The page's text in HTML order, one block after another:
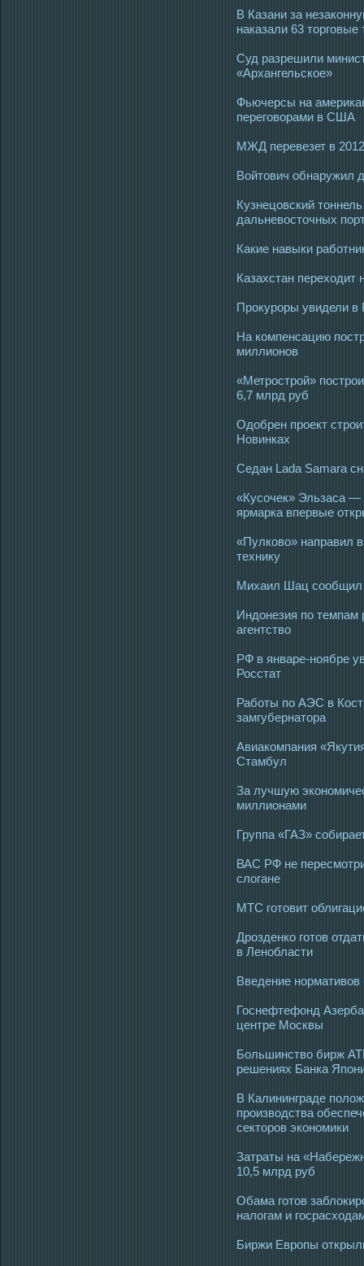
В Казани за
наказали 63 торговые
Суд разрешили
«Архангельское»
Фьючерсы на
переговорами в США
МЖД перевезет в
Войтович обнаружил
Кузнецовский
дальневосточных
Какие навыки
Казахстан переходит
Прокуроры увидели в
На компенсацию
миллионов
«Метрострой»
6,7 млрд руб
Одобрен проект
Новинках
Седан Lada Samara
«Кусочек» Эльзаса —
ярмарка впервые
«Пулково» направил
технику
Михаил Шац сообщил
Индонезия по темпам
агентство
РФ в январе-ноябре
Росстат
Работы по АЭС в
замгубернатора
Авиакомпания
Стамбул
За лучшую
миллионами
Группа «ГАЗ»
ВАС РФ не
слогане
МТС готовит
Дрозденко готов
в Ленобласти
Введение нормативов
Госнефтефонд
центре Москвы
Большинство бирж
решениях Банка
В Калининграде
производства
секторов экономики
Затраты на
10,5 млрд руб
Обама готов
налогам и
Биржи Европы